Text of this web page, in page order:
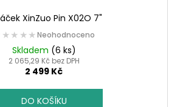
XinZuo Pin X02O 7"
Neohodnoceno
Skladem (6 ks)
2 065,29 Kč bez DPH
2 499 Kč
DO KOŠÍKU